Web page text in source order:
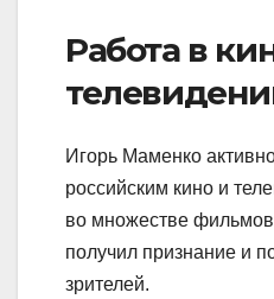
Работа в
Игорь Маменко
российским кино и
во множестве фильмов
получил признание и
зрителей.